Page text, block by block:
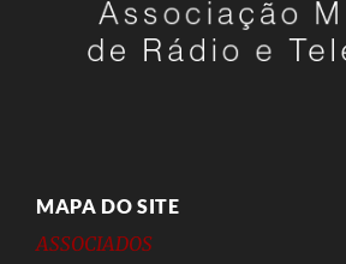
MAPA DO SITE
ASSOCIADOS